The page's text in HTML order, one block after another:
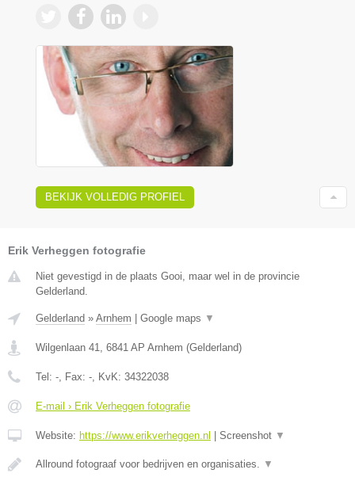
BEKIJK VOLLEDIG PROFIEL
Erik Verheggen fotografie
Niet gevestigd in de plaats Gooi, maar wel in de provincie
Gelderland.
Gelderland » Arnhem Google maps ▼
Wilgenlaan 41 6841 AP Arnhem (Gelderland)
Tel: - , Fax: - , KvK: 34322038
E-mail › Erik Verheggen fotografie
Website: https://www.erikverheggen.nl Screenshot ▼
Allround fotograaf voor bedrijven en organisaties. ▼